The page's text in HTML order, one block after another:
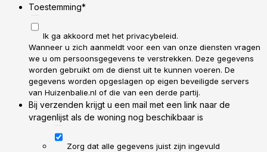
Toestemming*
Ik ga akkoord met het privacybeleid.
Wanneer u zich aanmeldt voor een van onze diensten vragen
we u om persoonsgegevens te verstrekken. Deze gegevens
worden gebruikt om de dienst uit te kunnen voeren. De
gegevens worden opgeslagen op eigen beveiligde servers
van Huizenbalie.nl of die van een derde partij.
Bij verzenden krijgt u een mail met een link naar de
vragenlijst als de woning nog beschikbaar is
Zorg dat alle gegevens juist zijn ingevuld